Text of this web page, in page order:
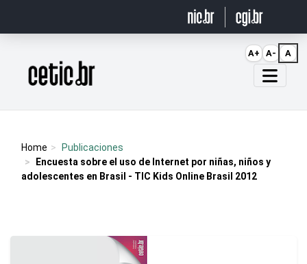
Página inicial
Home
Publicaciones
Encuesta sobre el uso de Internet por niñas, niños y
adolescentes en Brasil - TIC Kids Online Brasil 2012
A+ A- A